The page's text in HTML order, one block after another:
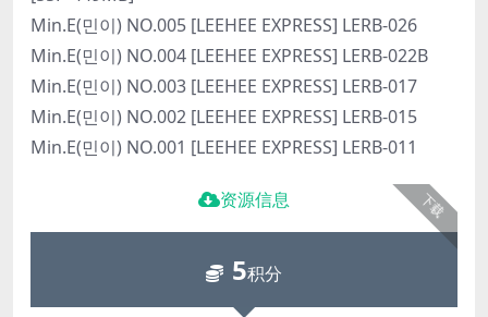
Min.E(민이) NO.005 [LEEHEE EXPRESS] LERB-026
Min.E(민이) NO.004 [LEEHEE EXPRESS] LERB-022B
Min.E(민이) NO.003 [LEEHEE EXPRESS] LERB-017
Min.E(민이) NO.002 [LEEHEE EXPRESS] LERB-015
Min.E(민이) NO.001 [LEEHEE EXPRESS] LERB-011
下载
资源信息
5积分